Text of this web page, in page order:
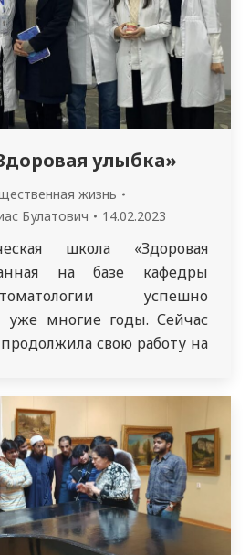
улыбка»
жизнь
Булатович 14.02.2023
школа «Здоровая
на базе кафедры
успешно
уже многие годы. Сейчас
свою работу на
и утверждение
отношения к
здоровью,
в необходимости ее
освоение навыков
жизни, а также…